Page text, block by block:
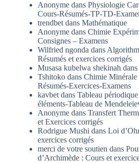
Anonyme dans Physiologie
Cours-Résumés-TP-TD-
trendbet dans Mathématique
Anonyme dans Chimie
Consignes – Examens
Wilfried ngonda dans
Résumés et exercices corrigés
Musasa kubelwa shekinah dans
Tshitoko dans Chimie Minérale
Résumés-Exercices-Examens
kavbet dans Tableau périodique
éléments-Tableau de
Anonyme dans Transfert
et Exercices corrigés
Rodrigue Mushi dans Loi
exercices corrigés
merci de votre soutien dans
d’Archimède : Cours et